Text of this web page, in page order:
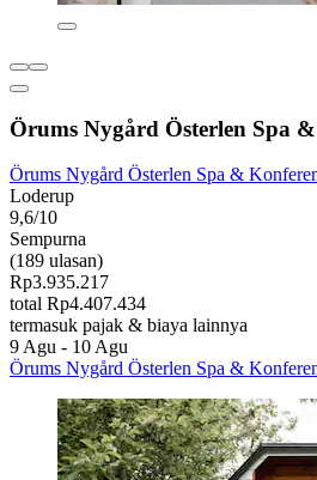
Örums Nygård Österlen Spa
Örums Nygård Österlen Spa &
Loderup
9,6/10
Sempurna
(189 ulasan)
Rp3.935.217
total Rp4.407.434
termasuk pajak & biaya lainnya
9 Agu - 10 Agu
Örums Nygård Österlen Spa &